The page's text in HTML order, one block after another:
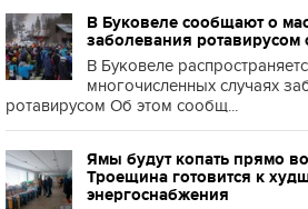
В Буковеле сообщают о
заболевания ротавирусом
В Буковеле
многочисленных случаях
ротавирусом Об этом сообщ...
Ямы будут копать прямо
Троещина готовится к
энергоснабжения